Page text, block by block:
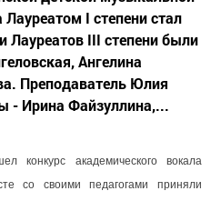
I степени стал
III степени были
Ангелина
Преподаватель Юлия
- Ирина Файзуллина,...
конкурс академического вокала
со своими педагогами приняли